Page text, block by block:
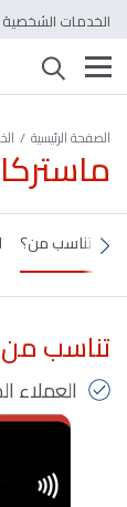
الخدمات الشخصية
تغيير التصفّح
الصفحة الرئيسية
تناسب من؟
تناسب
العملاء الذين